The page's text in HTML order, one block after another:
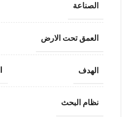
الصناعة
العمق تحت الارض
الهدف
نظام البحث